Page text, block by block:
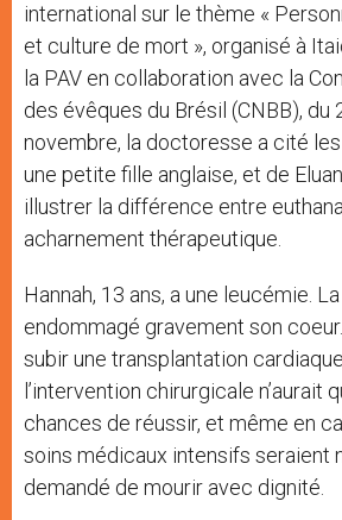
international sur le thème «
et culture de mort », organisé à
la PAV en collaboration avec la
des évêques du Brésil (CNBB), du
novembre, la doctoresse a cité les
une petite fille anglaise, et de
illustrer la différence entre
acharnement thérapeutique.
Hannah, 13 ans, a une leucémie.
endommagé gravement son
subir une transplantation
l’intervention chirurgicale n’aurait
chances de réussir, et même en
soins médicaux intensifs seraient
demandé de mourir avec dignité.